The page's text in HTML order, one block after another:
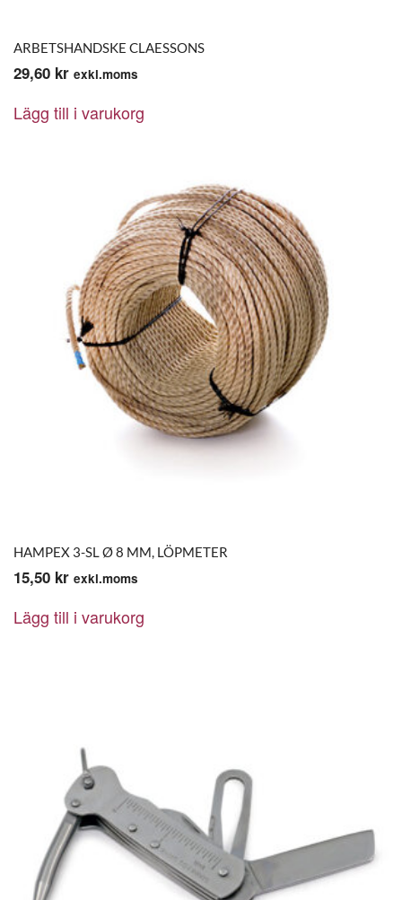
ARBETSHANDSKE CLAESSONS
29,60 kr exkl.moms
Lägg till i varukorg
HAMPEX 3-SL Ø 8 MM, LÖPMETER
15,50 kr exkl.moms
Lägg till i varukorg